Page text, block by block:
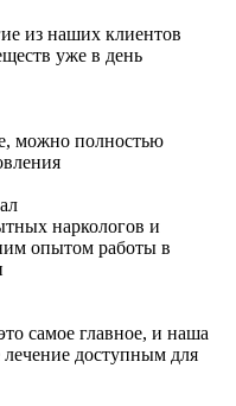
из наших клиентов
уже в день
можно полностью
наркологов и
опытом работы в
самое главное, и наша
лечение доступным для